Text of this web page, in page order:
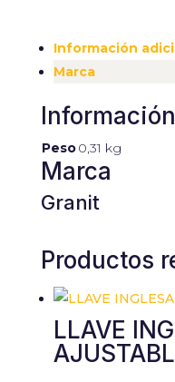
Información
Marca
Peso0,31 kg
Marca
Granit
Productos
LLAVE